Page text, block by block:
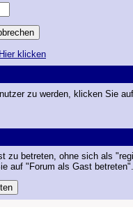
Hier klicken
zu werden, klicken Sie
zu betreten, ohne sich als
auf "Forum als Gast betreten".